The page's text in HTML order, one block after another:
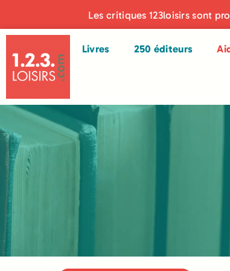
Les critiques 123loisirs sont
Livres 250 éditeurs